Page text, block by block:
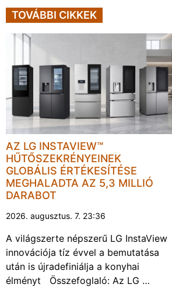
TOVÁBBI CIKKEK
AZ LG INSTAVIEW™
HŰTŐSZEKRÉNYEINEK
GLOBÁLIS ÉRTÉKESÍTÉSE
MEGHALADTA AZ 5,3 MILLIÓ
DARABOT
2026. augusztus. 7. 23:36
A világszerte népszerű LG InstaView
innovációja tíz évvel a bemutatása
után is újradefiniálja a konyhai
élményt Összefoglaló: Az LG …